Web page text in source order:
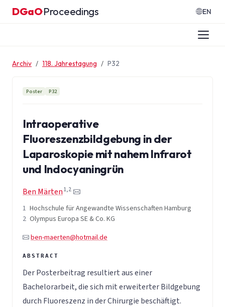
Zum Inhalt springen
DGaO·Proceedings EN
Archiv 118. Jahrestagung P32
Poster P32
Intraoperative
Fluoreszenzbildgebung in der
Laparoskopie mit nahem Infrarot
und Indocyaningrün
Ben Märten 1,2
1 Hochschule für Angewandte Wissenschaften Hamburg
2 Olympus Europa SE & Co. KG
ben-maerten@hotmail.de
Der Posterbeitrag resultiert aus einer
Bachelorarbeit, die sich mit erweiterter Bildgebung
durch Fluoreszenz in der Chirurgie beschäftigt.